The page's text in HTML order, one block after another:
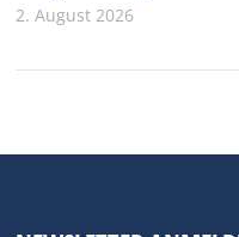
2. August 2026